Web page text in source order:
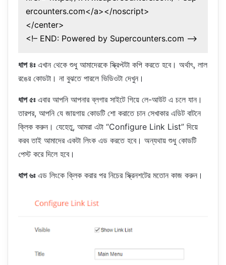
ercounters.com</a></noscript>
</center>
<!– END: Powered by Supercounters.com –>
ধাপ ৪ঃএখান থেকে শুধু আমাদেরকে স্ক্রিপ্টটা কপি করতে হবে। অর্থাৎ, লাল
রঙের কোডটা। না বুঝতে পারলে ভিডিওটা দেখুন।
ধাপ ৫ঃএবার আপনি আপনার ব্লগার সাইটে গিয়ে লে-আউট এ চলে যান।
তারপর, আপনি যে জায়গায় কোডটি শো করাতে চান সেখাকার এডিট বাটনে
ক্লিক করুন। যেহেতু, আমরা এটা “Configure Link List” দিয়ে
করব তাই আমাদের একটা লিংক এড করতে হবে। অন্যথায় শুধু কোডটি
পেস্ট করে দিলে হবে।
ধাপ ৬ঃএড লিংকে ক্লিক করার পর নিচের স্ক্রিনশটের মতোন কাজ করুন।